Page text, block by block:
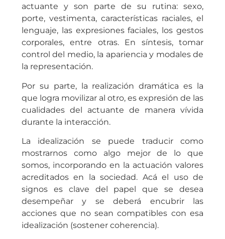
actuante y son parte de su rutina: sexo,
porte, vestimenta, características raciales, el
lenguaje, las expresiones faciales, los gestos
corporales, entre otras. En síntesis, tomar
control del medio, la apariencia y modales de
la representación.
Por su parte, la realización dramática es la
que logra movilizar al otro, es expresión de las
cualidades del actuante de manera vívida
durante la interacción.
La idealización se puede traducir como
mostrarnos como algo mejor de lo que
somos, incorporando en la actuación valores
acreditados en la sociedad. Acá el uso de
signos es clave del papel que se desea
desempeñar y se deberá encubrir las
acciones que no sean compatibles con esa
idealización (sostener coherencia).